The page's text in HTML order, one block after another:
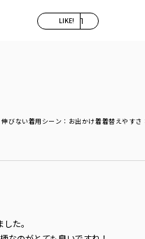
LIKE! 1
伸びない着用シーン ：お出かけ着着替えやすさ
た。